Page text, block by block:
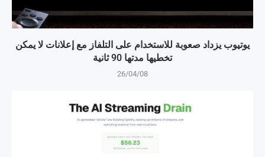
يوتيوب يزداد صعوبة للاستخدام على التلفاز مع إعلانات لا يمكن
تخطيها مدتها 90 ثانية
26/04/08